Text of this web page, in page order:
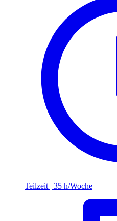
Teilzeit | 35 h/Woche